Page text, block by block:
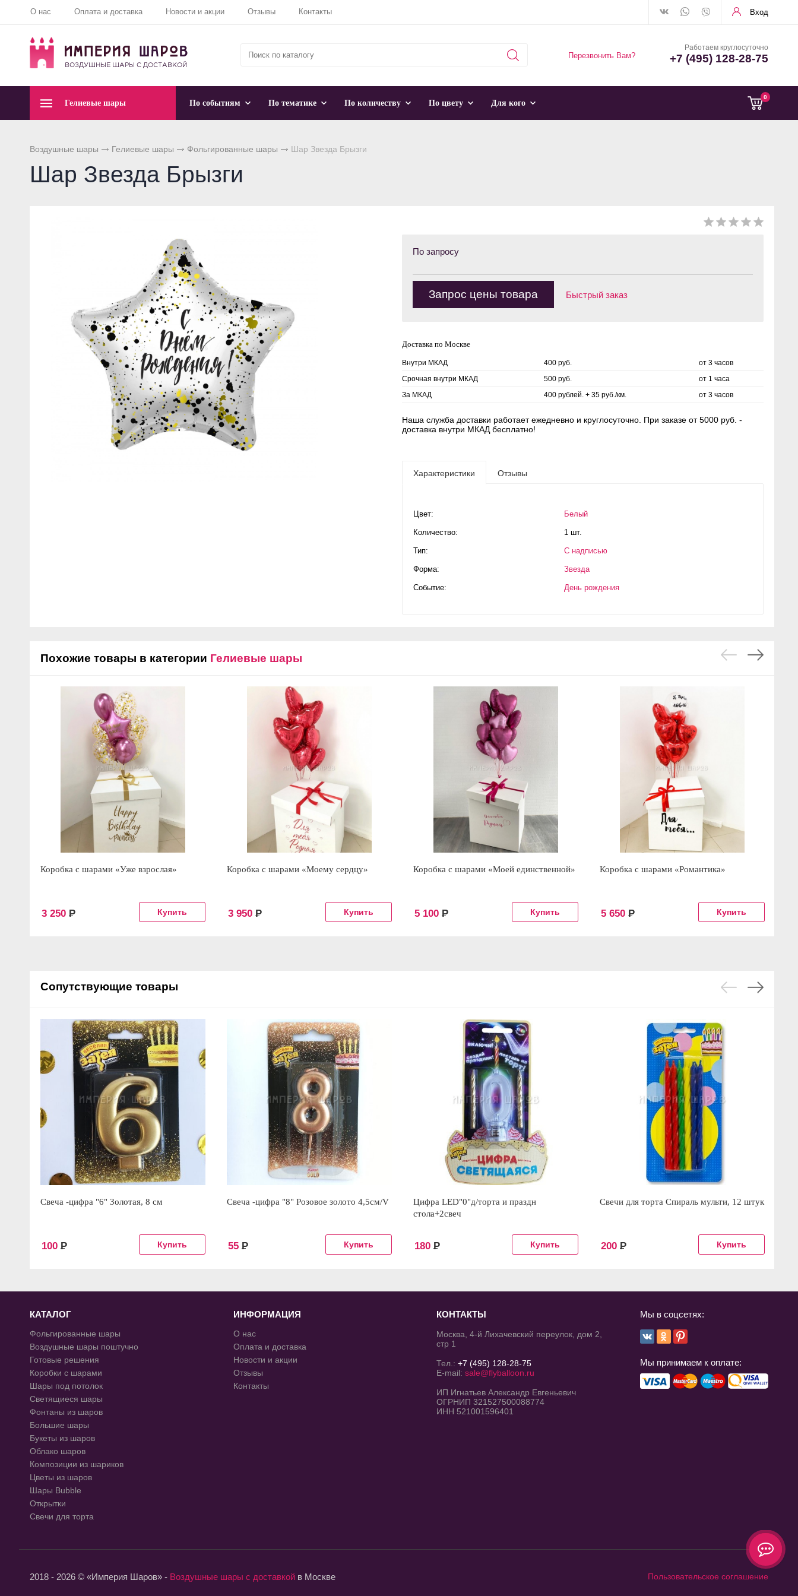
О нас Оплата и доставка Новости и акции Отзывы Контакты Вход
Перезвонить Вам?
Работаем круглосуточно
+7 (495) 128-28-75
0
Гелиевые шары По событиям По тематике По количеству По цвету Для кого
Воздушные шары Гелиевые шары Фольгированные шары Шар Звезда Брызги
Шар Звезда Брызги
По запросу
Запрос цены товара Быстрый заказ
Доставка по Москве
Внутри МКАД 400 руб.
от 3 часов
Срочная внутри МКАД
500 руб.
от 1 часа
За МКАД
400 рублей. + 35 руб./км. от 3 часов
Наша служба доставки работает ежедневно и круглосуточно. При заказе от 5000 руб. -
доставка внутри МКАД бесплатно!
Характеристики Отзывы
Цвет: Белый
Количество: 1 шт.
Тип: С надписью
Форма: Звезда
Событие: День рождения
Похожие товары в категории Гелиевые шары
Коробка с шарами «Уже взрослая»
3 250 Р
Коробка с шарами «Моему сердцу»
3 950 Р
Коробка с шарами «Моей единственной»
5 100 Р
Коробка с шарами «Романтика»
5 650 Р
Сопутствующие товары
Свеча -цифра "6" Золотая, 8 см
100 Р
Свеча -цифра "8" Розовое золото 4,5см/V
55 Р
Цифра LED"0"д/торта и праздн
стола+2свеч
180 Р
Свечи для торта Спираль мульти, 12 штук
200 Р
КАТАЛОГ
Фольгированные шары
Воздушные шары поштучно
Готовые решения
Коробки с шарами
Шары под потолок
Светящиеся шары
Фонтаны из шаров
Большие шары
Букеты из шаров
Облако шаров
Композиции из шариков
Цветы из шаров
Шары Bubble
Открытки
Свечи для торта
ИНФОРМАЦИЯ
О нас
Оплата и доставка
Новости и акции
Отзывы
Контакты
КОНТАКТЫ
Москва, 4-й Лихачевский переулок, дом 2,
стр 1
Тел.:+7 (495) 128-28-75
E-mail:sale@flyballoon.ru
ИП Игнатьев Александр Евгеньевич
ОГРНИП 321527500088774
ИНН 521001596401
Мы в соцсетях:
Мы принимаем к оплате:
2018 - 2026 © «Империя Шаров» - Воздушные шары с доставкой в Москве Пользовательское соглашение